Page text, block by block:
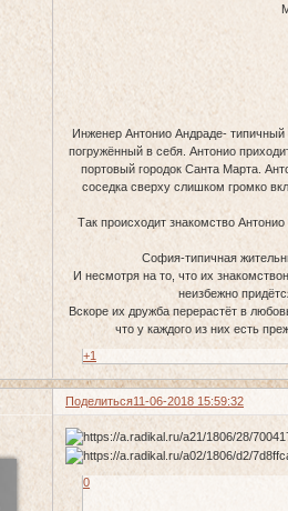
Инженер Антонио Андраде-
погружённый в себя. Антонио
портовый городок Санта Марта.
соседка сверху слишком громко
Так происходит знакомство
София-типичная
И несмотря на то, что их
неизбежно
Вскоре их дружба перерастёт в
что у каждого из них есть
+1
Поделиться11-06-2018 15:59:32
0